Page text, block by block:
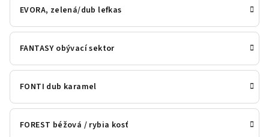
EVORA, zelená/dub lefkas
FANTASY obývací sektor
FONTI dub karamel
FOREST béžová / rybia kosť